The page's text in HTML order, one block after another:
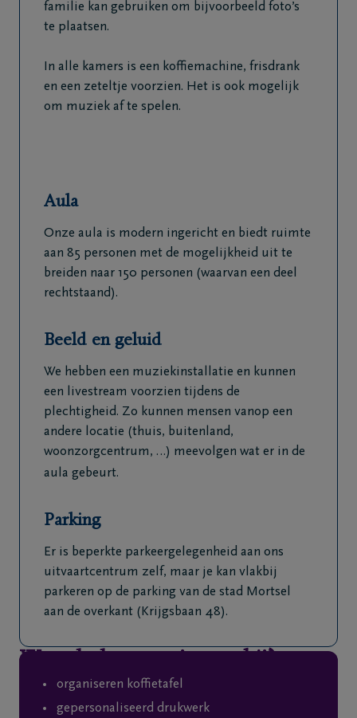
familie kan gebruiken om bijvoorbeeld foto’s
te plaatsen.
In alle kamers is een koffiemachine, frisdrank
en een zeteltje voorzien. Het is ook mogelijk
om muziek af te spelen.
Aula
Onze aula is modern ingericht en biedt ruimte
aan 85 personen met de mogelijkheid uit te
breiden naar 150 personen (waarvan een deel
rechtstaand).
Beeld en geluid
We hebben een muziekinstallatie en kunnen
een livestream voorzien tijdens de
plechtigheid. Zo kunnen mensen vanop een
andere locatie (thuis, buitenland,
woonzorgcentrum, …) meevolgen wat er in de
aula gebeurt.
Parking
Er is beperkte parkeergelegenheid aan ons
uitvaartcentrum zelf, maar je kan vlakbij
parkeren op de parking van de stad Mortsel
aan de overkant (Krijgsbaan 48).
Waar helpen we je nog bij?
organiseren koffietafel
gepersonaliseerd drukwerk